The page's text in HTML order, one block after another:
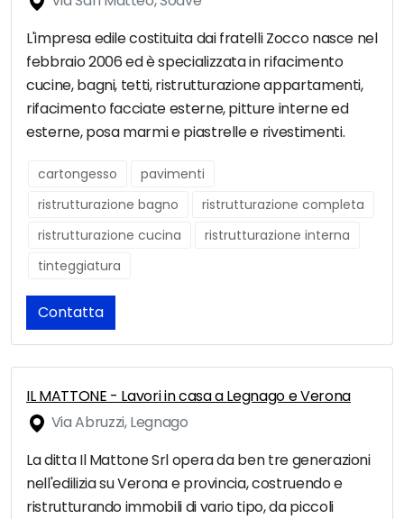
L'impresa edile costituita dai fratelli Zocco nasce nel
febbraio 2006 ed è specializzata in rifacimento
cucine, bagni, tetti, ristrutturazione appartamenti,
rifacimento facciate esterne, pitture interne ed
esterne, posa marmi e piastrelle e rivestimenti.
cartongesso
pavimenti
ristrutturazione bagno
ristrutturazione completa
ristrutturazione cucina
ristrutturazione interna
tinteggiatura
Contatta
IL MATTONE - Lavori in casa a Legnago e Verona
Via Abruzzi, Legnago
La ditta Il Mattone Srl opera da ben tre generazioni
nell'edilizia su Verona e provincia, costruendo e
ristrutturando immobili di vario tipo, da piccoli